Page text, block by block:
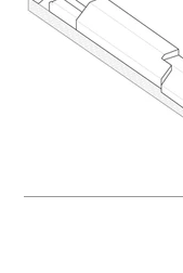
Innover, relever,
préexistantes du site,
recomposer ses
problématiques et
Ce projet reflète les
réinvention du tissu post-
de la ville, dans un tissu
qui doit se